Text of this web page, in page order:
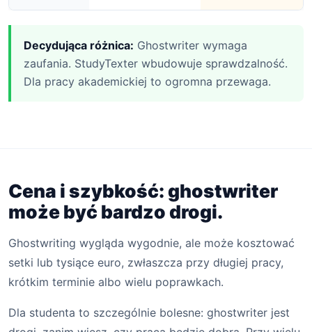
Decydująca różnica: Ghostwriter wymaga
zaufania. StudyTexter wbudowuje sprawdzalność.
Dla pracy akademickiej to ogromna przewaga.
Cena i szybkość: ghostwriter
może być bardzo drogi.
Ghostwriting wygląda wygodnie, ale może kosztować
setki lub tysiące euro, zwłaszcza przy długiej pracy,
krótkim terminie albo wielu poprawkach.
Dla studenta to szczególnie bolesne: ghostwriter jest